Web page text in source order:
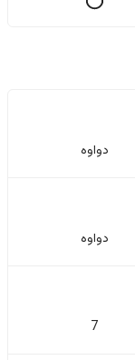
دواوە
دواوە
7